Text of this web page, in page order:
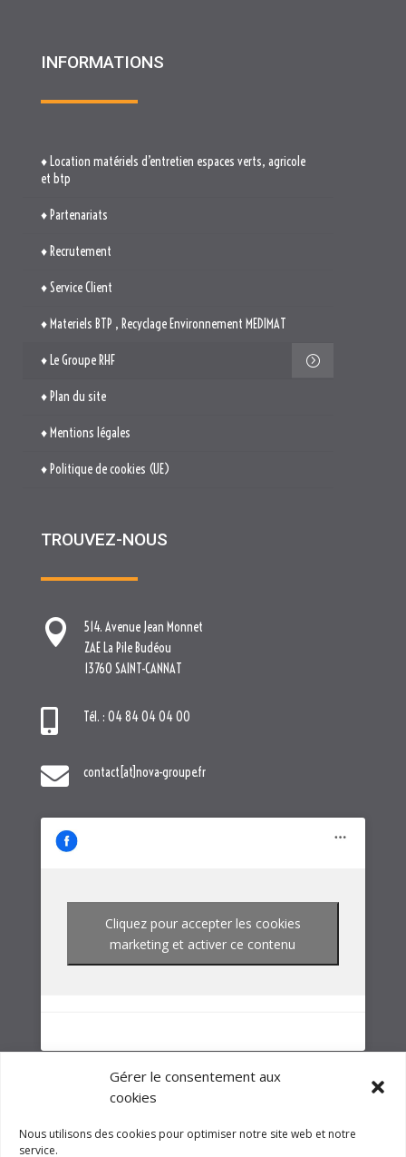
Gérer le consentement aux
cookies
Nous utilisons des cookies pour optimiser notre site web et notre
service.
♦ Partenariats
♦ Recrutement
♦ Materiels BTP , Recyclage Environnement MEDIMAT
♦ Le Groupe RHF
♦ Plan du site
♦ Mentions légales
♦ Politique de cookies (UE)
TROUVEZ-NOUS

514. Avenue Jean Monnet

 contact[at]nova-groupe.fr
Cliquez pour accepter les cookies